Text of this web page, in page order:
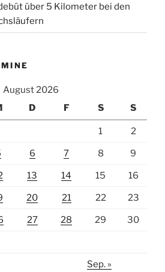
über 5 Kilometer bei den
August 2026
D F S S
1 2
6 7 8 9
13 14 15 16
20 21 22 23
27 28 29 30
Sep. »